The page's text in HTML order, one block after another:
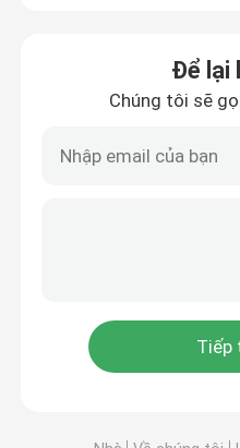
Để lại
Chúng tôi sẽ